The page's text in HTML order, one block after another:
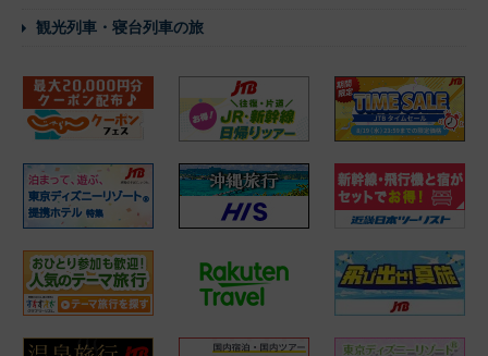
観光列車・寝台列車の旅